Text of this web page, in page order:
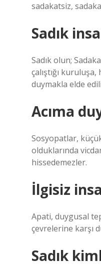
sadakatsiz,
Sadık
Sadık olun;
çalıştığı
duymakla elde
Acıma
Sosyopatlar,
olduklarında
hissedemezler.
İlgisiz
Apati, duygusal
çevrelerine karşı
Sadık